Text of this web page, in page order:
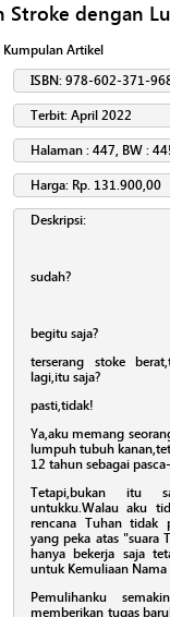
Stroke dengan
Kumpulan Artikel
ISBN: 978-602-371-
Terbit: April 2022
Halaman : 447, BW :
Harga: Rp. 131.900,00
Deskripsi:
sudah?
begitu saja?
terserang stoke
lagi,itu saja?
pasti,tidak!
Ya,aku memang
lumpuh tubuh
12 tahun sebagai
Tetapi,bukan itu
untukku.Walau aku
rencana Tuhan tidak
yang peka atas "suara
hanya bekerja saja
untuk Kemuliaan Nama
Pemulihanku
memberikan tugas